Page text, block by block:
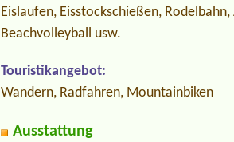
Eislaufen, Eisstockschießen,
Beachvolleyball usw.
Touristikangebot:
Wandern, Radfahren, Mountainbiken
Ausstattung